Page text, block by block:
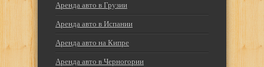
Аренда авто в Грузии
Аренда авто в Испании
Аренда авто на Кипре
Аренда авто в Черногории